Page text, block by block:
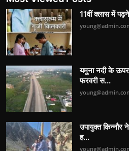
11वीं क्लास में पढ़ने
यमुना नदी के
फरवरी स...
उपायुक्त
ह...